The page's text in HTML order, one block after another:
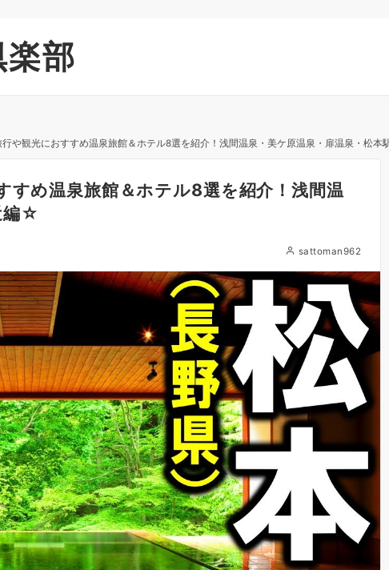
部
行や観光におすすめ温泉旅館＆ホテル8選を紹介！浅間温泉・美ケ原温泉・扉温泉・松本
すめ温泉旅館＆ホテル8選を紹介！浅間温
編☆
sattoman962